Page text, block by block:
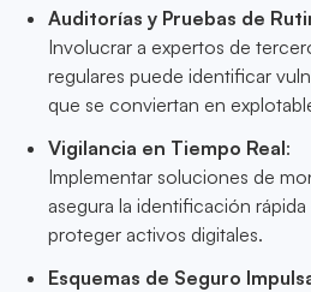
Auditorías y Pruebas de
Involucrar a expertos de
regulares puede identificar
que se conviertan en
Vigilancia en Tiempo Real:
Implementar soluciones de
asegura la identificación
proteger activos digitales.
Esquemas de Seguro